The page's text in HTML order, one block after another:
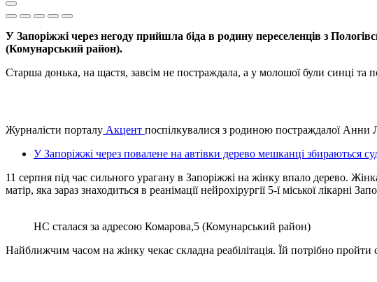
У Запоріжжі через негоду прийшла біда в родину переселенців з
(Комунарський район).
Старша донька, на щастя, завсім не постраждала, а у молошої були синці та
Журналісти порталу Акцент поспілкувалися з родиною постраждалої Анни
У Запоріжжі через повалене на автівки дерево мешканці
11 серпня під час сильного урагану в Запоріжжі на жінку впало дерево.
матір, яка зараз знаходиться в реанімації нейрохірургії 5-ї міської лікарні
НС сталася за адресою Комарова,5 (Комунарський район)
Найближчим часом на жінку чекає складна реабілітація. Їй потрібно